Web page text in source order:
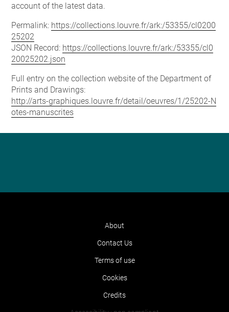
account of the latest data.
Permalink: https://collections.louvre.fr/ark:/53355/cl0200
25202
JSON Record: https://collections.louvre.fr/ark:/53355/cl0
20025202.json
Full entry on the collection website of the Department of
Prints and Drawings:
http://arts-graphiques.louvre.fr/detail/oeuvres/1/25202-N
otes-manuscrites
About
Contact Us
Terms of use
Cookies
Credits